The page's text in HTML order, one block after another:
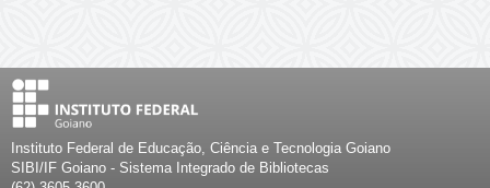
Instituto Federal de Educação, Ciência e Tecnologia Goiano
SIBI/IF Goiano - Sistema Integrado de Bibliotecas